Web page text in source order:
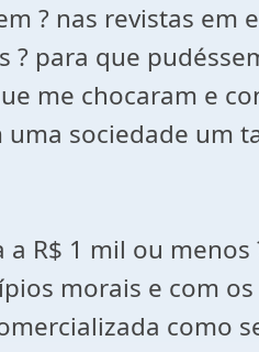
? nas revistas
? para que
me chocaram e
uma sociedade
a R$ 1 mil ou
morais e com
como